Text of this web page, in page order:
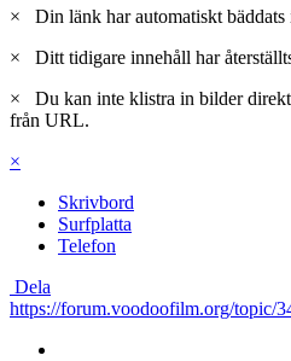
×
Din länk har automatiskt
×
Ditt tidigare innehåll har
×
Du kan inte klistra in bilder
från URL.
×
Skrivbord
Surfplatta
Telefon
Dela
https://forum.voodoofilm.org/topic/